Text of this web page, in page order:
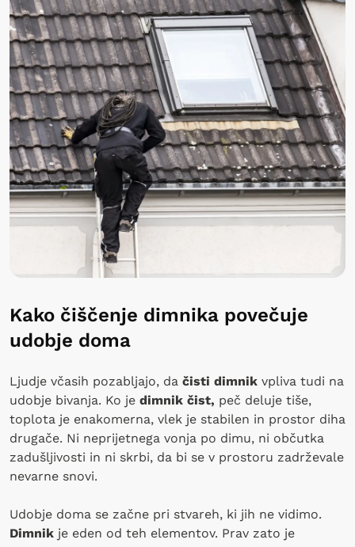
Kako čiščenje dimnika povečuje
udobje doma
Ljudje včasih pozabljajo, da čisti dimnik vpliva tudi na
udobje bivanja. Ko je dimnik čist, peč deluje tiše,
toplota je enakomerna, vlek je stabilen in prostor diha
drugače. Ni neprijetnega vonja po dimu, ni občutka
zadušljivosti in ni skrbi, da bi se v prostoru zadrževale
nevarne snovi.
Udobje doma se začne pri stvareh, ki jih ne vidimo.
Dimnik je eden od teh elementov. Prav zato je